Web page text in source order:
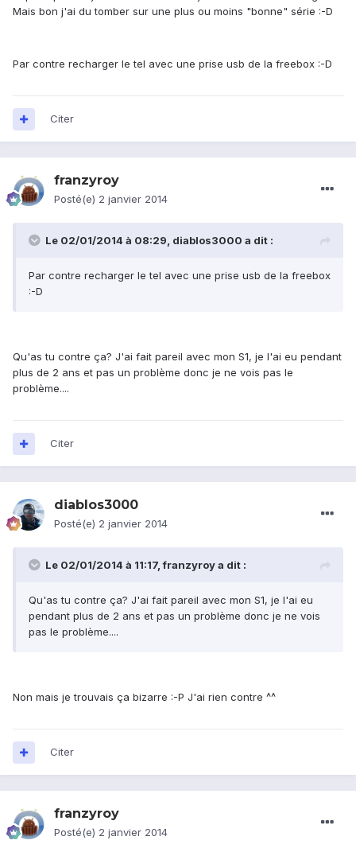
Mais bon j'ai du tomber sur une plus ou moins "bonne" série :-D
Par contre recharger le tel avec une prise usb de la freebox :-D
Citer
franzyroy
Posté(e) 2 janvier 2014
Le 02/01/2014 à 08:29, diablos3000 a dit :
Par contre recharger le tel avec une prise usb de la freebox
:-D
Qu'as tu contre ça? J'ai fait pareil avec mon S1, je l'ai eu pendant
plus de 2 ans et pas un problème donc je ne vois pas le
problème....
Citer
diablos3000
Posté(e) 2 janvier 2014
Le 02/01/2014 à 11:17, franzyroy a dit :
Qu'as tu contre ça? J'ai fait pareil avec mon S1, je l'ai eu
pendant plus de 2 ans et pas un problème donc je ne vois
pas le problème....
Non mais je trouvais ça bizarre :-P J'ai rien contre ^^
Citer
franzyroy
Posté(e) 2 janvier 2014